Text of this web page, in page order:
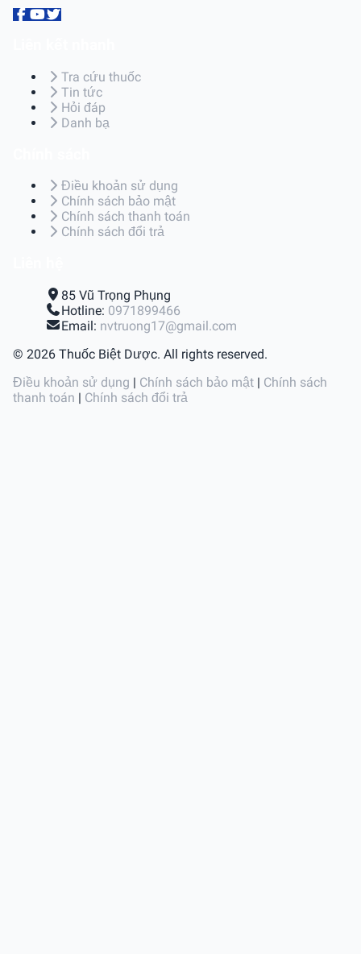
Tra cứu thuốc
Tin tức
Hỏi đáp
Danh bạ
Điều khoản sử dụng
Chính sách bảo mật
Chính sách thanh toán
Chính sách đổi trả
85 Vũ Trọng Phụng
Hotline: 0971899466
Email: nvtruong17@gmail.com
© 2026 Thuốc Biệt Dược. All rights reserved.
Điều khoản sử dụng | Chính sách bảo mật | Chính sách
thanh toán | Chính sách đổi trả